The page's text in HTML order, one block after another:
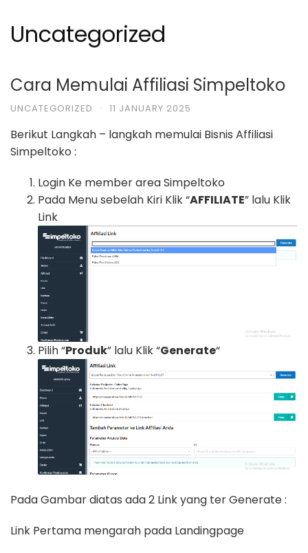
Uncategorized
Cara Memulai Affiliasi Simpeltoko
UNCATEGORIZED · 11 JANUARY 2025
Berikut Langkah – langkah memulai Bisnis Affiliasi
Simpeltoko :
Login Ke member area Simpeltoko
Pada Menu sebelah Kiri Klik “AFFILIATE” lalu Klik
Link
Pilih “Produk” lalu Klik “Generate“
Pada Gambar diatas ada 2 Link yang ter Generate :
Link Pertama mengarah pada Landingpage